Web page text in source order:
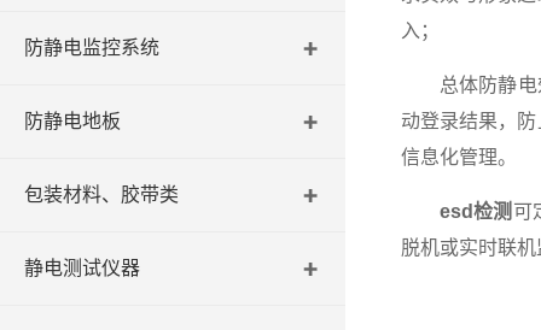
防静电监控系统
防静电地板
包装材料、胶带类
静电测试仪器
入；
总体防静电效
动登录结果，
信息化管理。
esd检测 可
脱机或实时联